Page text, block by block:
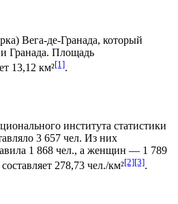
) Вега-де-Гранада, который
Гранада. Площадь
13,12 км²[1].
института статистики
3 657 чел. Из них
1 868 чел., а женщин — 1 789
278,73 чел./км²[2][3].